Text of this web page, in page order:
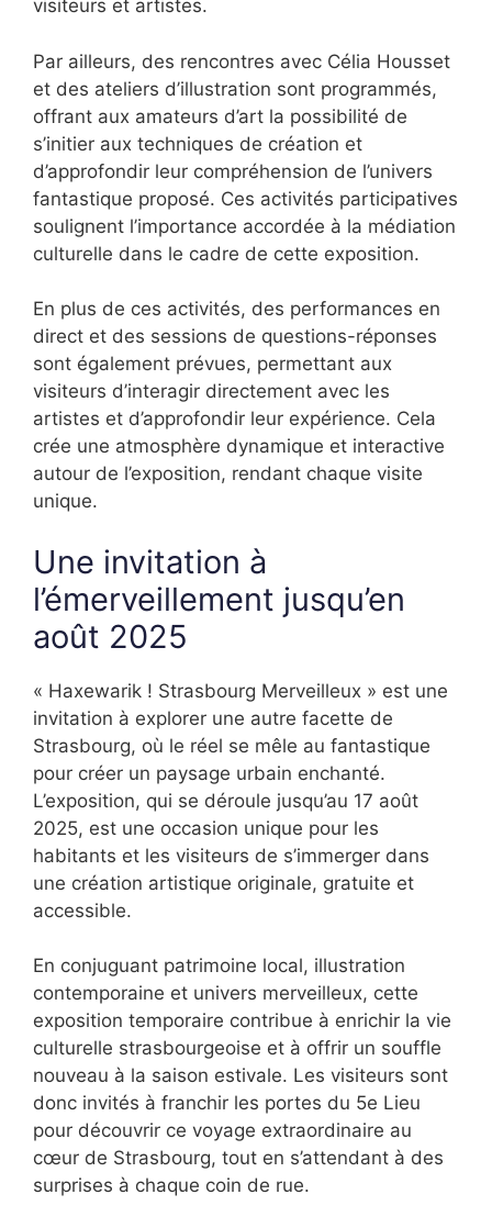
visiteurs et artistes.
Par ailleurs, des rencontres avec Célia Housset
et des ateliers d’illustration sont programmés,
offrant aux amateurs d’art la possibilité de
s’initier aux techniques de création et
d’approfondir leur compréhension de l’univers
fantastique proposé. Ces activités participatives
soulignent l’importance accordée à la médiation
culturelle dans le cadre de cette exposition.
En plus de ces activités, des performances en
direct et des sessions de questions-réponses
sont également prévues, permettant aux
visiteurs d’interagir directement avec les
artistes et d’approfondir leur expérience. Cela
crée une atmosphère dynamique et interactive
autour de l’exposition, rendant chaque visite
unique.
Une invitation à
l’émerveillement jusqu’en
août 2025
« Haxewarik ! Strasbourg Merveilleux » est une
invitation à explorer une autre facette de
Strasbourg, où le réel se mêle au fantastique
pour créer un paysage urbain enchanté.
L’exposition, qui se déroule jusqu’au 17 août
2025, est une occasion unique pour les
habitants et les visiteurs de s’immerger dans
une création artistique originale, gratuite et
accessible.
En conjuguant patrimoine local, illustration
contemporaine et univers merveilleux, cette
exposition temporaire contribue à enrichir la vie
culturelle strasbourgeoise et à offrir un souffle
nouveau à la saison estivale. Les visiteurs sont
donc invités à franchir les portes du 5e Lieu
pour découvrir ce voyage extraordinaire au
cœur de Strasbourg, tout en s’attendant à des
surprises à chaque coin de rue.